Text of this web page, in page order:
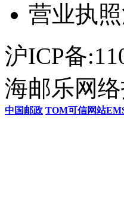
营业执
沪ICP备
海邮乐网
中国邮政 TOM可信网站